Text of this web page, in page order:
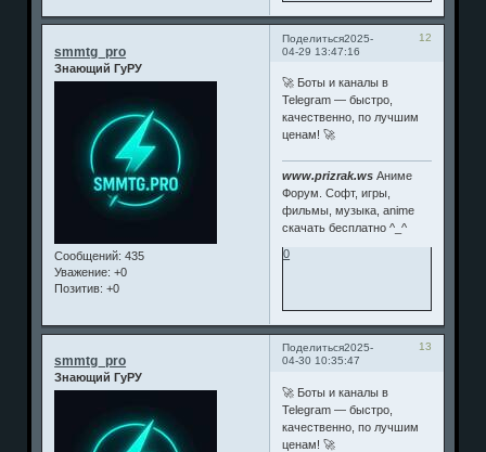
Поделиться 12
2025-
04-29 13:47:16
smmtg_pro
Знающий ГуРУ
Сообщений: 435
Уважение: +0
Позитив: +0
🚀 Боты и каналы в
Telegram — быстро,
качественно, по лучшим
ценам! 🚀
www.prizrak.ws Аниме
Форум. Софт, игры,
фильмы, музыка, anime
скачать бесплатно ^_^
0
Поделиться 13
2025-
04-30 10:35:47
smmtg_pro
Знающий ГуРУ
🚀 Боты и каналы в
Telegram — быстро,
качественно, по лучшим
ценам! 🚀